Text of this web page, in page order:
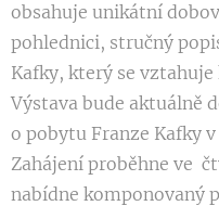
obsahuje unikátní
pohlednici, stručný
Kafky, který se
Výstava bude aktuálně
o pobytu Franze Kafky
Zahájení proběhne ve
nabídne komponovaný